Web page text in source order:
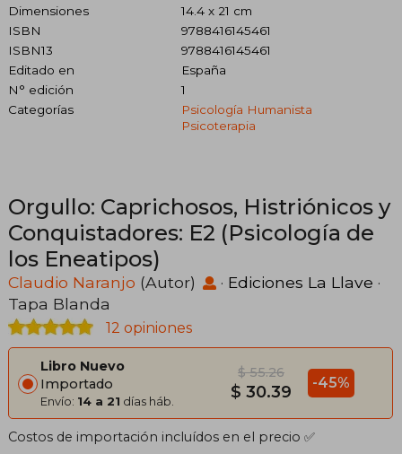
Dimensiones
14.4 x 21 cm
ISBN
9788416145461
ISBN13
9788416145461
Editado en
España
N° edición
1
Categorías
Psicología Humanista
Psicoterapia
Orgullo: Caprichosos, Histriónicos y
Conquistadores: E2 (Psicología de
los Eneatipos)
Claudio Naranjo (Autor) · Ediciones La Llave ·
Tapa Blanda
12 opiniones
Libro Nuevo
Importado
Envío: 14 a 21 días háb.
$ 55.26
$ 30.39 -45%
Costos de importación incluídos en el precio ✅